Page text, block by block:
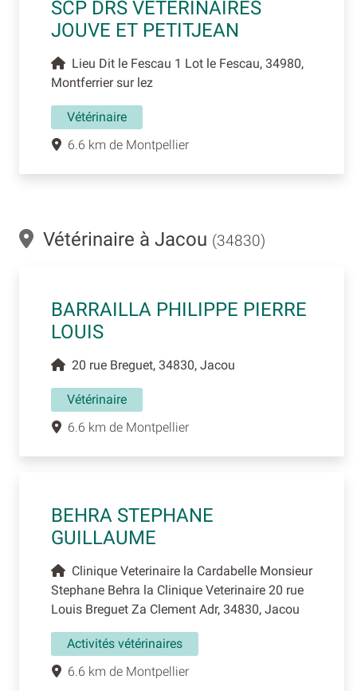
SCP DRS VETERINAIRES
JOUVE ET PETITJEAN
Lieu Dit le Fescau 1 Lot le Fescau, 34980,
Montferrier sur lez
Vétérinaire
6.6 km de Montpellier
Vétérinaire à Jacou (34830)
BARRAILLA PHILIPPE PIERRE
LOUIS
20 rue Breguet, 34830, Jacou
Vétérinaire
6.6 km de Montpellier
BEHRA STEPHANE
GUILLAUME
Clinique Veterinaire la Cardabelle Monsieur
Stephane Behra la Clinique Veterinaire 20 rue
Louis Breguet Za Clement Adr, 34830, Jacou
Activités vétérinaires
6.6 km de Montpellier